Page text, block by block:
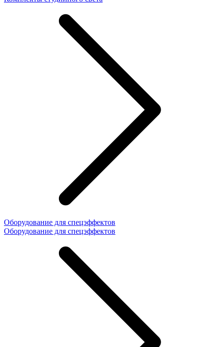
Оборудование для спецэффектов
Оборудование для спецэффектов